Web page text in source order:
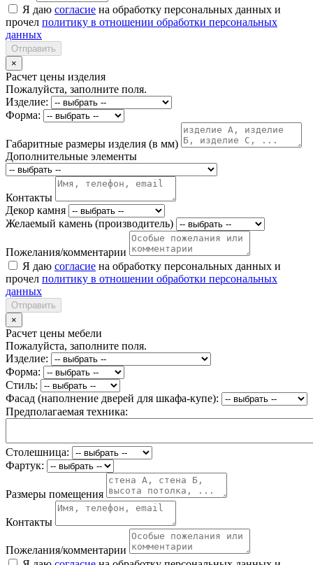
Я даю согласие на обработку персональных данных и
прочел политику в отношении обработки персональных
данных
Отправить
×
Расчет цены изделия
Пожалуйста, заполните поля.
Изделие:
Форма:
Габаритные размеры изделия (в мм)
Дополнительные элементы
Контакты
Декор камня
Желаемый камень (производитель)
Пожелания/комментарии
Я даю согласие на обработку персональных данных и
прочел политику в отношении обработки персональных
данных
Отправить
×
Расчет цены мебели
Пожалуйста, заполните поля.
Изделие:
Форма:
Стиль:
Фасад (наполнение дверей для шкафа-купе):
Предполагаемая техника:
Столешница:
Фартук:
Размеры помещения
Контакты
Пожелания/комментарии